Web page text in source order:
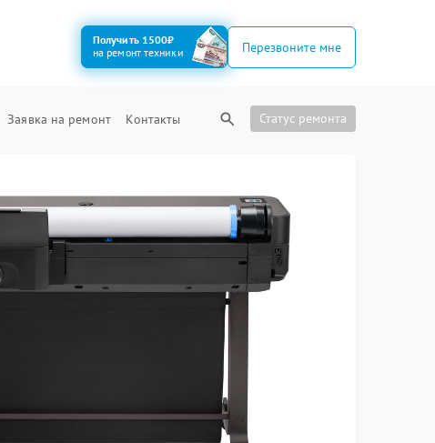
Получить 1500₽
на ремонт техники
Перезвоните мне
Заявка на ремонт Контакты Статус ремонта